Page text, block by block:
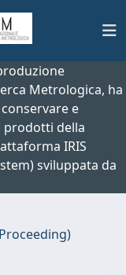
Metrologica, ha
e
prodotti della
IRIS
sviluppata da